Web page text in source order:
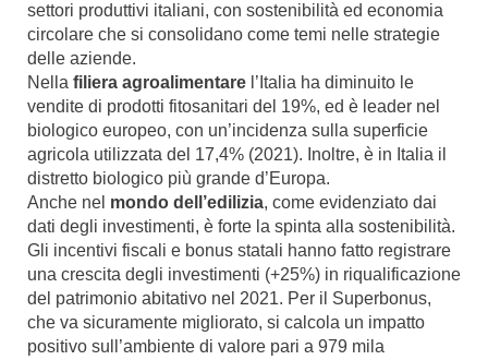
settori produttivi italiani, con sostenibilità ed economia
circolare che si consolidano come temi nelle strategie
delle aziende.
Nella filiera agroalimentare l’Italia ha diminuito le
vendite di prodotti fitosanitari del 19%, ed è leader nel
biologico europeo, con un’incidenza sulla superficie
agricola utilizzata del 17,4% (2021). Inoltre, è in Italia il
distretto biologico più grande d’Europa.
Anche nel mondo dell’edilizia, come evidenziato dai
dati degli investimenti, è forte la spinta alla sostenibilità.
Gli incentivi fiscali e bonus statali hanno fatto registrare
una crescita degli investimenti (+25%) in riqualificazione
del patrimonio abitativo nel 2021. Per il Superbonus,
che va sicuramente migliorato, si calcola un impatto
positivo sull’ambiente di valore pari a 979 mila